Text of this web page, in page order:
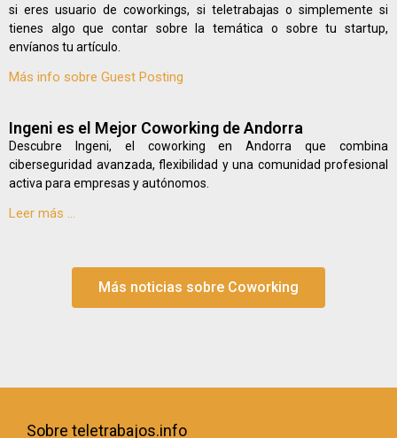
si eres usuario de coworkings, si teletrabajas o simplemente si
tienes algo que contar sobre la temática o sobre tu startup,
envíanos tu artículo.
Más info sobre Guest Posting
Ingeni es el Mejor Coworking de Andorra
Descubre Ingeni, el coworking en Andorra que combina
ciberseguridad avanzada, flexibilidad y una comunidad profesional
activa para empresas y autónomos.
Leer más ...
Más noticias sobre Coworking
Sobre teletrabajos.info